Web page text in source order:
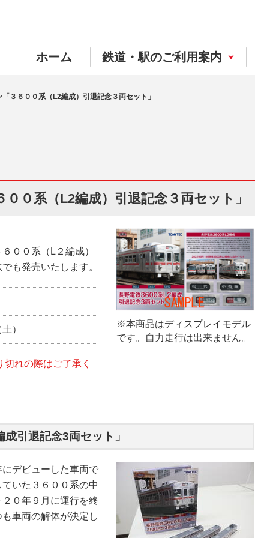
ホーム 鉄道・駅のご利用案内
３６００系（L2編成）引退記念３両セット」
０系（L2編成）引退記念３両セット」
※本商品はディスプレイモデル
です。自力走行は出来ません。
００系（L２編成）
も発売いたします。
）
れの際はご了承く
引退記念3両セット」
デビューした車両で
いた３６００系の中
０年９月に運行を終
車両の解体が決定し